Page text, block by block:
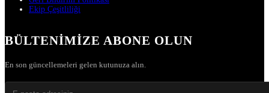
Ekip Çeşitliliği
BÜLTENIMIZE ABONE OLUN
En son güncellemeleri gelen kutunuza alın.